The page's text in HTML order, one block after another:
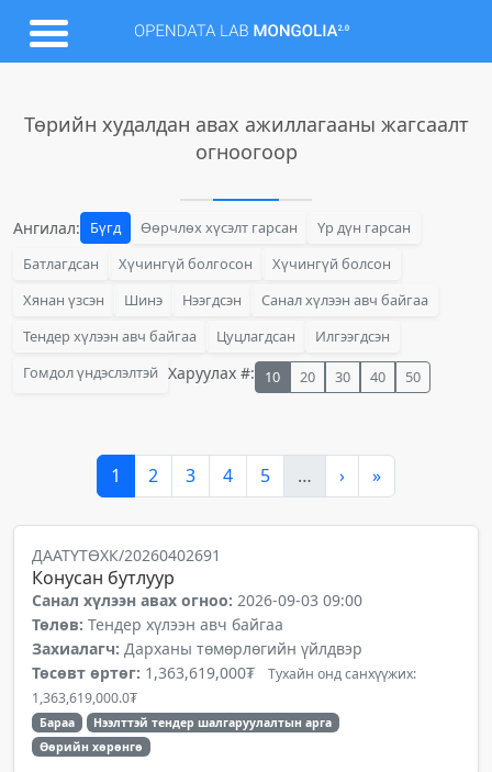
Төрийн худалдан авах ажиллагааны жагсаалт
огноогоор
Ангилал: Бүгд Өөрчлөх хүсэлт гарсан
Үр дүн гарсан
Батлагдсан
Хүчингүй болгосон
Хүчингүй болсон
Хянан үзсэн
Шинэ Нээгдсэн
Санал хүлээн авч байгаа
Тендер хүлээн авч байгаа
Цуцлагдсан
Илгээгдсэн
Гомдол үндэслэлтэй Харуулах #: 10 20 30 40 50
1 2 3 4 5 … › »
ДААТҮТӨХК/20260402691
Конусан бутлуур
Санал хүлээн авах огноо: 2026-09-03 09:00
Төлөв: Тендер хүлээн авч байгаа
Захиалагч: Дарханы төмөрлөгийн үйлдвэр
Төсөвт өртөг: 1,363,619,000₮ Тухайн онд санхүүжих:
1,363,619,000.0₮
Бараа
Нээлттэй тендер шалгаруулалтын арга
Өөрийн хөрөнгө